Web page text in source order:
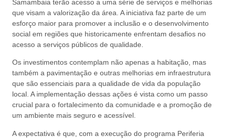
Samambaia terão acesso a uma série de serviços e melhorias
que visam a valorização da área. A iniciativa faz parte de um
esforço maior para promover a inclusão e o desenvolvimento
social em regiões que historicamente enfrentam desafios no
acesso a serviços públicos de qualidade.
Os investimentos contemplam não apenas a habitação, mas
também a pavimentação e outras melhorias em infraestrutura
que são essenciais para a qualidade de vida da população
local. A implementação dessas ações é vista como um passo
crucial para o fortalecimento da comunidade e a promoção de
um ambiente mais seguro e acessível.
A expectativa é que, com a execução do programa Periferia